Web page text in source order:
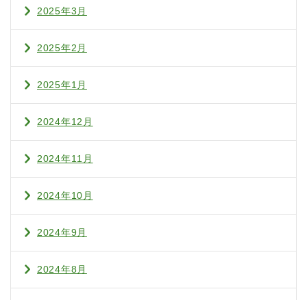
2025年3月
2025年2月
2025年1月
2024年12月
2024年11月
2024年10月
2024年9月
2024年8月